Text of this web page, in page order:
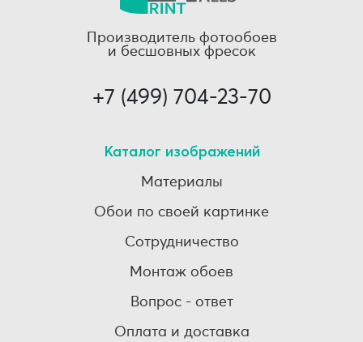
Производитель фотообоев
и бесшовных фресок
+7 (499) 704-23-70
Каталог изображений
Материалы
Обои по своей картинке
Сотрудничество
Монтаж обоев
Вопрос - ответ
Оплата и доставка